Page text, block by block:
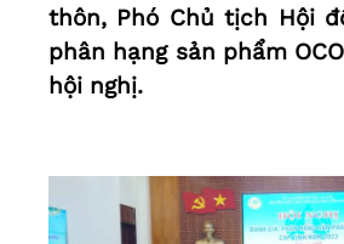
thôn, Phó Chủ tịch Hội
phân hạng sản phẩm
hội nghị.